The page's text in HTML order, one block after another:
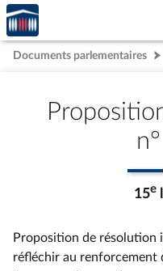
Aller au contenu
Aller en bas de la page
Accèder
à la
page
d'accueil
Documents parlementaires
15e
Proposition de résolution
réfléchir au renforcement